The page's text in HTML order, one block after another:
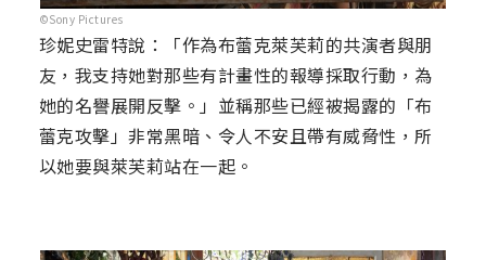
©Sony Pictures
珍妮史雷特說：「作為布蕾克萊芙莉的共演者與朋
友，我支持她對那些有計畫性的報導採取行動，為
她的名譽展開反擊。」並稱那些已經被揭露的「布
蕾克攻擊」非常黑暗、令人不安且帶有威脅性，所
以她要與萊芙莉站在一起。